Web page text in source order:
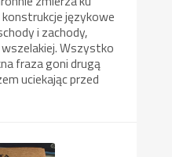
konstrukcje językowe
i zachody,
Wszystko
fraza goni drugą
uciekając przed